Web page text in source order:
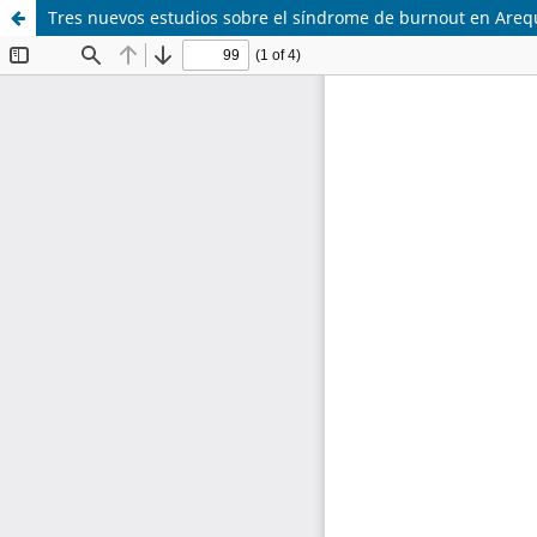
Tres nuevos estudios sobre el síndrome de burnout en